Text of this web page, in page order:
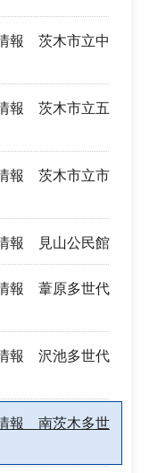
報 茨木市立中
報 茨木市立五
報 茨木市立市
報 見山公民館
報 葦原多世代
報 沢池多世代
報 南茨木多世